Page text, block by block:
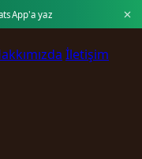
yaz
İletişim